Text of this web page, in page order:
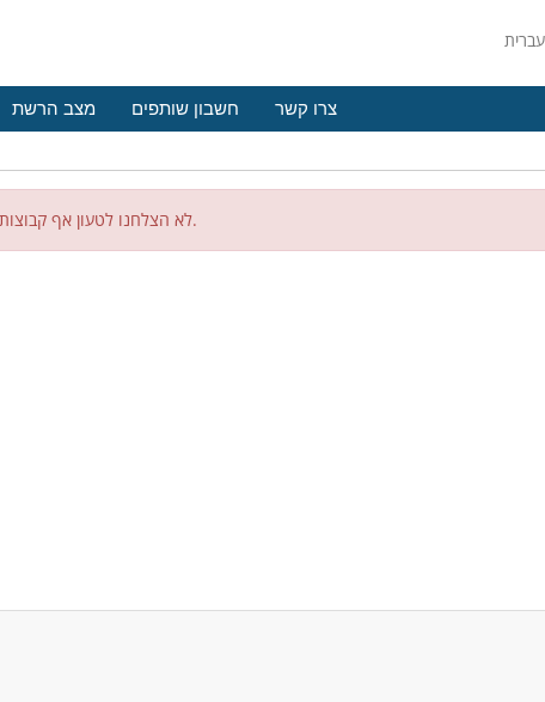
מצב הרשת חשבון שותפים צרו קשר
לא הצלחנו לטעון אף קבוצות מוצר.